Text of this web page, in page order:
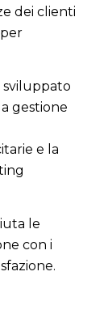
dei clienti
gestione
e la
le
con i